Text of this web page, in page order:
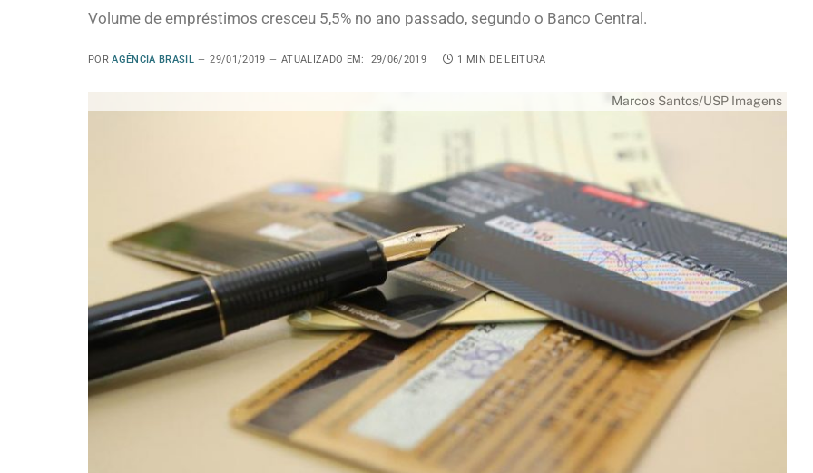
Volume de empréstimos cresceu 5,5% no ano passado, segundo o Banco Central.
POR AGÊNCIA BRASIL 29/01/2019 ATUALIZADO EM: 29/06/2019 1 MIN DE LEITURA
Marcos Santos/USP Imagens